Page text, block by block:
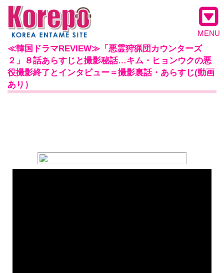
MENU
≪韓国ドラマREVIEW≫「悪霊狩猟団カウンターズ
２」８話あらすじと撮影秘話…キム・ヒョンウクの悪
役撮影終了とインタビュー＝撮影裏話・あらすじ(動画
あり）